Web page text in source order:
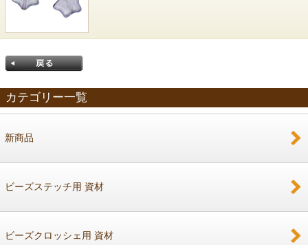
カテゴリー一覧
新商品
ビーズステッチ用 資材
ビーズクロッシェ用 資材